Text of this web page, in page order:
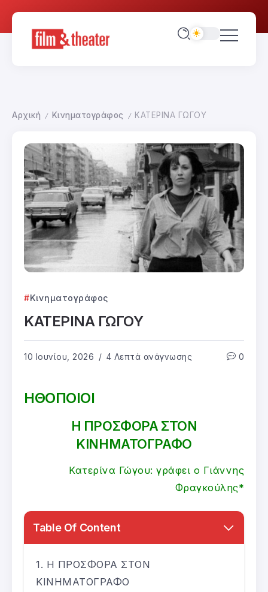
Αρχική / Κινηματογράφος / ΚΑΤΕΡΙΝΑ ΓΩΓΟΥ
Κινηματογράφος
ΚΑΤΕΡΙΝΑ ΓΩΓΟΥ
10 Ιουνίου, 2026 4 Λεπτά ανάγνωσης 0
ΗΘΟΠΟΙΟΙ
Η ΠΡΟΣΦΟΡΑ ΣΤΟΝ
ΚΙΝΗΜΑΤΟΓΡΑΦΟ
Κατερίνα Γώγου: γράφει ο Γιάννης
Φραγκούλης*
Table Of Content
Η ΠΡΟΣΦΟΡΑ ΣΤΟΝ
ΚΙΝΗΜΑΤΟΓΡΑΦΟ